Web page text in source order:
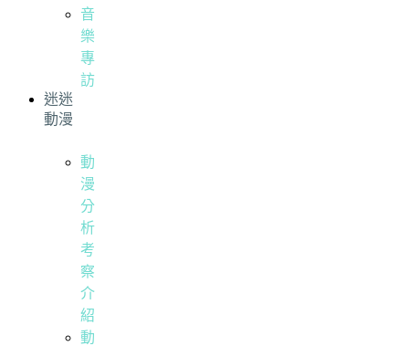
音
樂
專
訪
迷迷
動漫
動
漫
分
析
考
察
介
紹
動